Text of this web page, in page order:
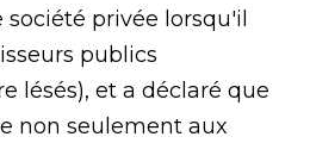
privée lorsqu'il
publics
lésés), et a déclaré que
non seulement aux